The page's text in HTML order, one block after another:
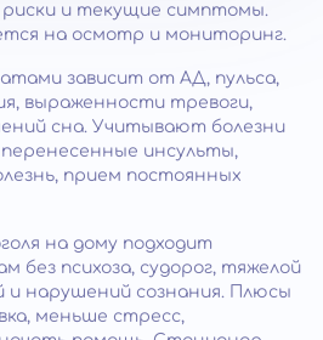
и текущие симптомы.
на осмотр и мониторинг.
зависит от АД, пульса,
выраженности тревоги,
сна. Учитывают болезни
перенесенные инсульты,
прием постоянных
на дому подходит
без психоза, судорог, тяжелой
и нарушений сознания. Плюсы
меньше стресс,